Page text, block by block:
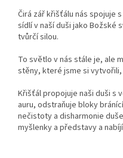
Čirá zář křišťálu nás spojuje
sídlí v naší duši jako Božské
tvůrčí silou.
To světlo v nás stále je, ale
stěny, které jsme si
Křišťál propojuje naši duši s
auru, odstraňuje bloky
nečistoty a disharmonie
myšlenky a představy a